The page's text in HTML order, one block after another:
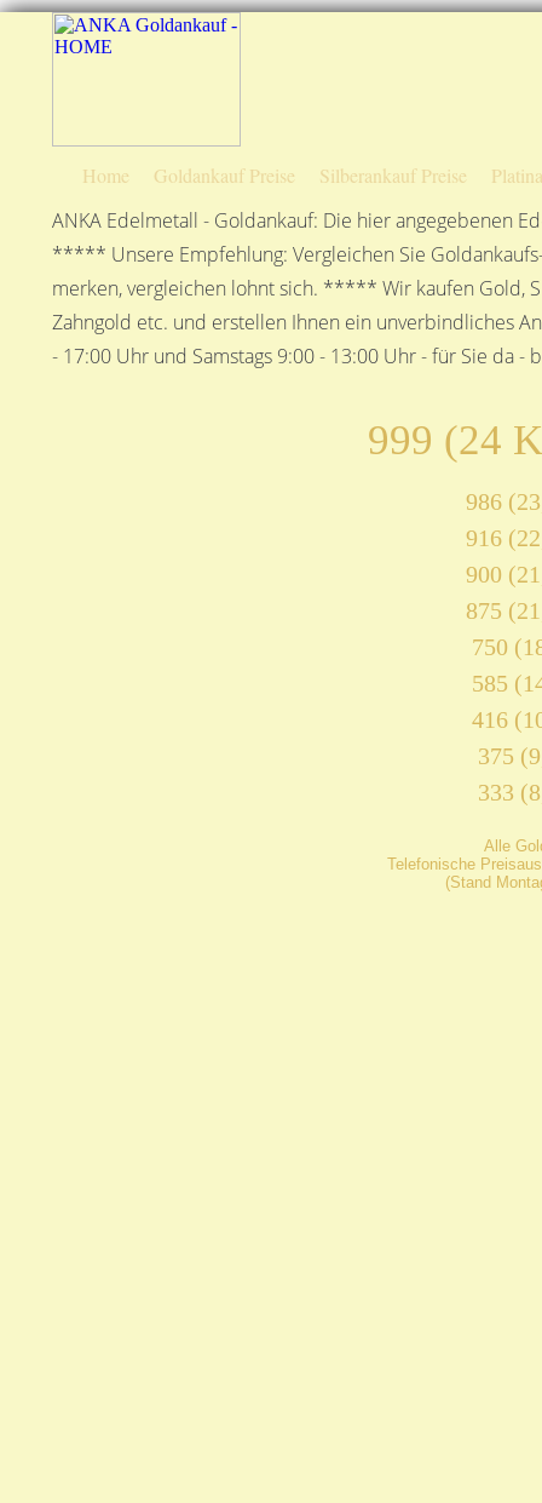
Home Goldankauf Preise Silberankauf Preise
ANKA Edelmetall - Goldankauf: Die hier angegebenen
***** Unsere Empfehlung: Vergleichen Sie
merken, vergleichen lohnt sich. ***** Wir kaufen Gold,
Zahngold etc. und erstellen Ihnen ein unverbindliches
- 17:00 Uhr und Samstags 9:00 - 13:00 Uhr - für Sie
999 (24
986
916
900
875
750
585
416
375
333
Alle
Telefonische
(Stand